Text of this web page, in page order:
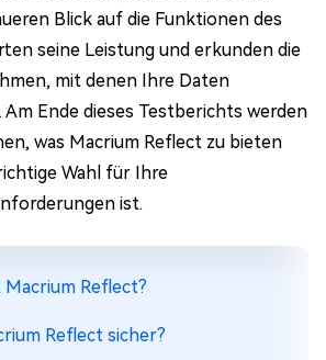
Blick auf die Funktionen des
seine Leistung und erkunden die
mit denen Ihre Daten
Ende dieses Testberichts werden
was Macrium Reflect zu bieten
Wahl für Ihre
ist.
Macrium Reflect?
Reflect sicher?